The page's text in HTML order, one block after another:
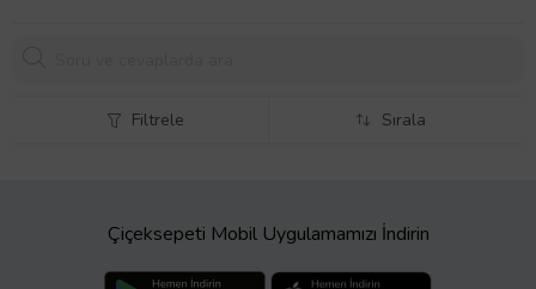
Filtrele Sırala
Çiçeksepeti Mobil Uygulamamızı İndirin